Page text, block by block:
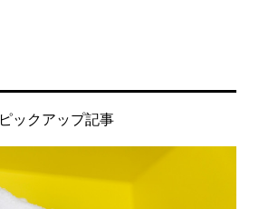
ピックアップ記事